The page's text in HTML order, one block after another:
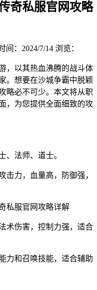
奇私服官网攻略
间： 2024/7/14 浏览：
，以其热血沸腾的战斗体
。想要在沙城争霸中脱颖
略必不可少。本文将从职
，为您提供全面细致的攻
、法师、道士。
击力，血量高，防御强，
术伤害，控制力强，适合
力和召唤技能，适合辅助